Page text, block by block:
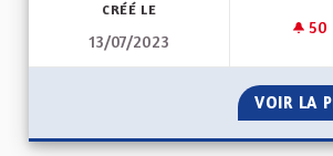
CRÉÉ LE
13/07/2023
50
VOIR LA